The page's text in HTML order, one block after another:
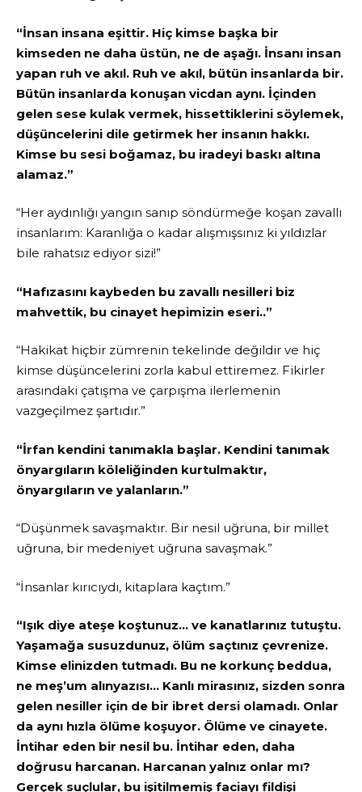
“İnsan insana eşittir. Hiç kimse başka bir
kimseden ne daha üstün, ne de aşağı. İnsanı insan
yapan ruh ve akıl. Ruh ve akıl, bütün insanlarda bir.
Bütün insanlarda konuşan vicdan aynı. İçinden
gelen sese kulak vermek, hissettiklerini söylemek,
düşüncelerini dile getirmek her insanın hakkı.
Kimse bu sesi boğamaz, bu iradeyi baskı altına
alamaz.”
“Her aydınlığı yangın sanıp söndürmeğe koşan zavallı
insanlarım: Karanlığa o kadar alışmışsınız ki yıldızlar
bile rahatsız ediyor sizi!”
“Hafızasını kaybeden bu zavallı nesilleri biz
mahvettik, bu cinayet hepimizin eseri..”
“Hakikat hiçbir zümrenin tekelinde değildir ve hiç
kimse düşüncelerini zorla kabul ettiremez. Fikirler
arasındaki çatışma ve çarpışma ilerlemenin
vazgeçilmez şartıdır.”
“İrfan kendini tanımakla başlar. Kendini tanımak
önyargıların köleliğinden kurtulmaktır,
önyargıların ve yalanların.”
“Düşünmek savaşmaktır. Bir nesil uğruna, bir millet
uğruna, bir medeniyet uğruna savaşmak.”
“İnsanlar kırıcıydı, kitaplara kaçtım.”
“Işık diye ateşe koştunuz… ve kanatlarınız tutuştu.
Yaşamağa susuzdunuz, ölüm saçtınız çevrenize.
Kimse elinizden tutmadı. Bu ne korkunç beddua,
ne meş’um alınyazısı… Kanlı mirasınız, sizden sonra
gelen nesiller için de bir ibret dersi olamadı. Onlar
da aynı hızla ölüme koşuyor. Ölüme ve cinayete.
İntihar eden bir nesil bu. İntihar eden, daha
doğrusu harcanan. Harcanan yalnız onlar mı?
Gerçek suçlular, bu işitilmemiş faciayı fildişi